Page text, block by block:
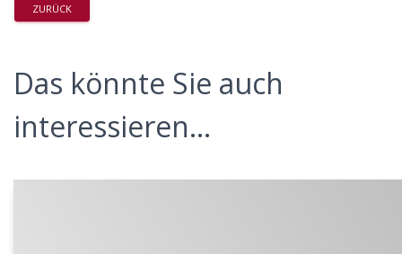
ZURÜCK
Das könnte Sie auch
interessieren...